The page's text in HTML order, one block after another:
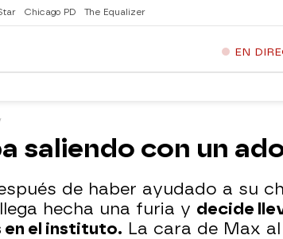
Chicago PD The Equalizer
EN
saliendo con un
de haber ayudado a su
hecha una furia y decide
en el instituto. La cara de Max